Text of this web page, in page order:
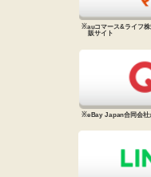
※auコマース&ライフ株
販サイト
※eBay Japan合同会社